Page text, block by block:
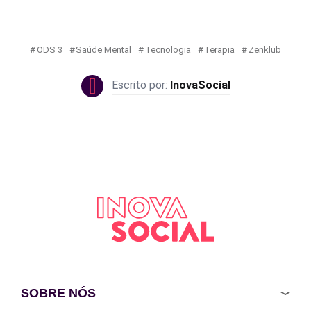
ODS 3 Saúde Mental Tecnologia Terapia Zenklub
InovaSocial
SOBRE NÓS